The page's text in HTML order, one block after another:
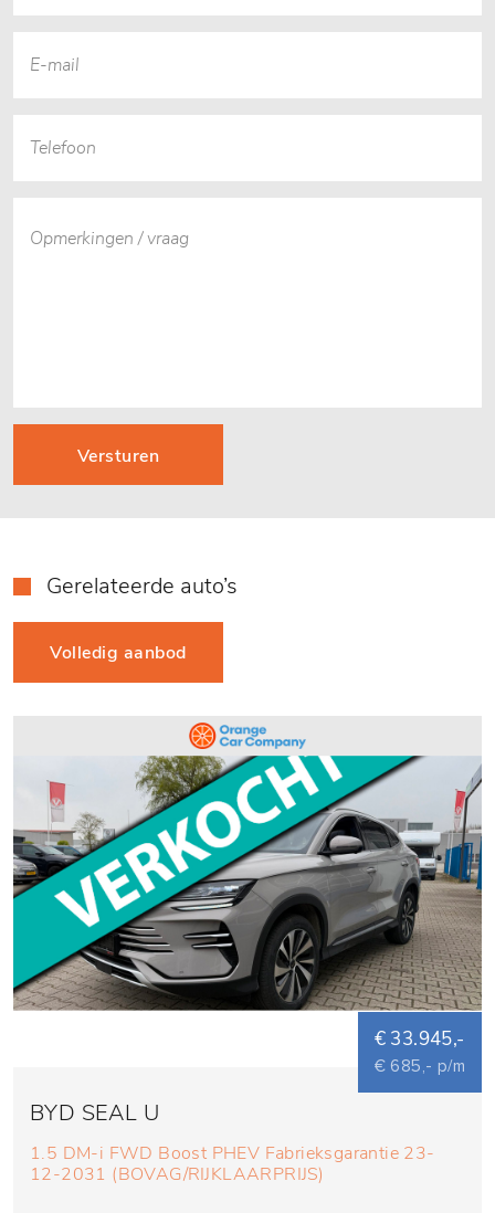
Versturen
Gerelateerde auto’s
Volledig aanbod
€ 33.945,-
€ 685,- p/m
BYD SEAL U
1.5 DM-i FWD Boost PHEV Fabrieksgarantie 23-
12-2031 (BOVAG/RIJKLAARPRIJS)